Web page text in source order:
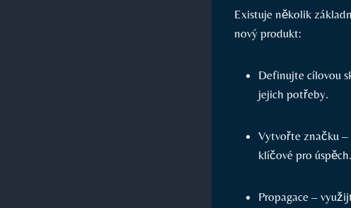
Existuje několik
nový produkt:
Definujte cílovou
jejich potřeby.
Vytvořte značku –
klíčové pro úspěch.
Propagace –